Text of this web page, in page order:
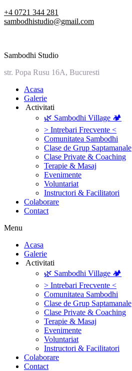
Skip
to
+4 0721 344 281
sambodhistudio@gmail.com
Sambodhi Studio
str. Popa Rusu 16A, Bucuresti
‎Acasa
Galerie
‎ ‎Activitati‎
🌿 Sambodhi Village 🏕️
> Intrebari Frecvente <
Comunitatea Sambodhi
Clase de Grup Saptamanale
Clase Private & Coaching
Terapie & Masaj
‎Evenimente
Voluntariat
‏‏‎Instructori & Facilitatori
Colaborare
Contact
Menu
‎Acasa
Galerie
‎ ‎Activitati‎
🌿 Sambodhi Village 🏕️
> Intrebari Frecvente <
Comunitatea Sambodhi
Clase de Grup Saptamanale
Clase Private & Coaching
Terapie & Masaj
‎Evenimente
Voluntariat
‏‏‎Instructori & Facilitatori
Colaborare
Contact